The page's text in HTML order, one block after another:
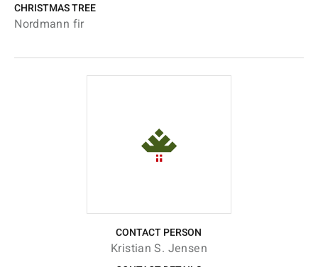
CHRISTMAS TREE
Nordmann fir
CONTACT PERSON
Kristian S. Jensen